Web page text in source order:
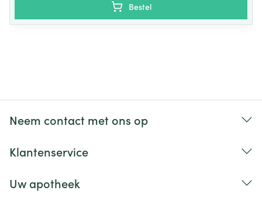
Bestel
Neem contact met ons op
Klantenservice
Uw apotheek